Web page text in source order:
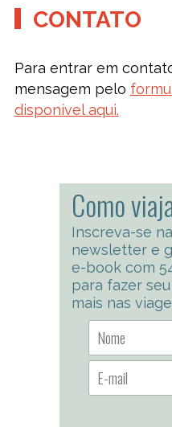
CONTATO
Para entrar em
mensagem pelo
disponível aqui.
Como
Inscreva-se
newsletter e
e-book com
para fazer
mais nas